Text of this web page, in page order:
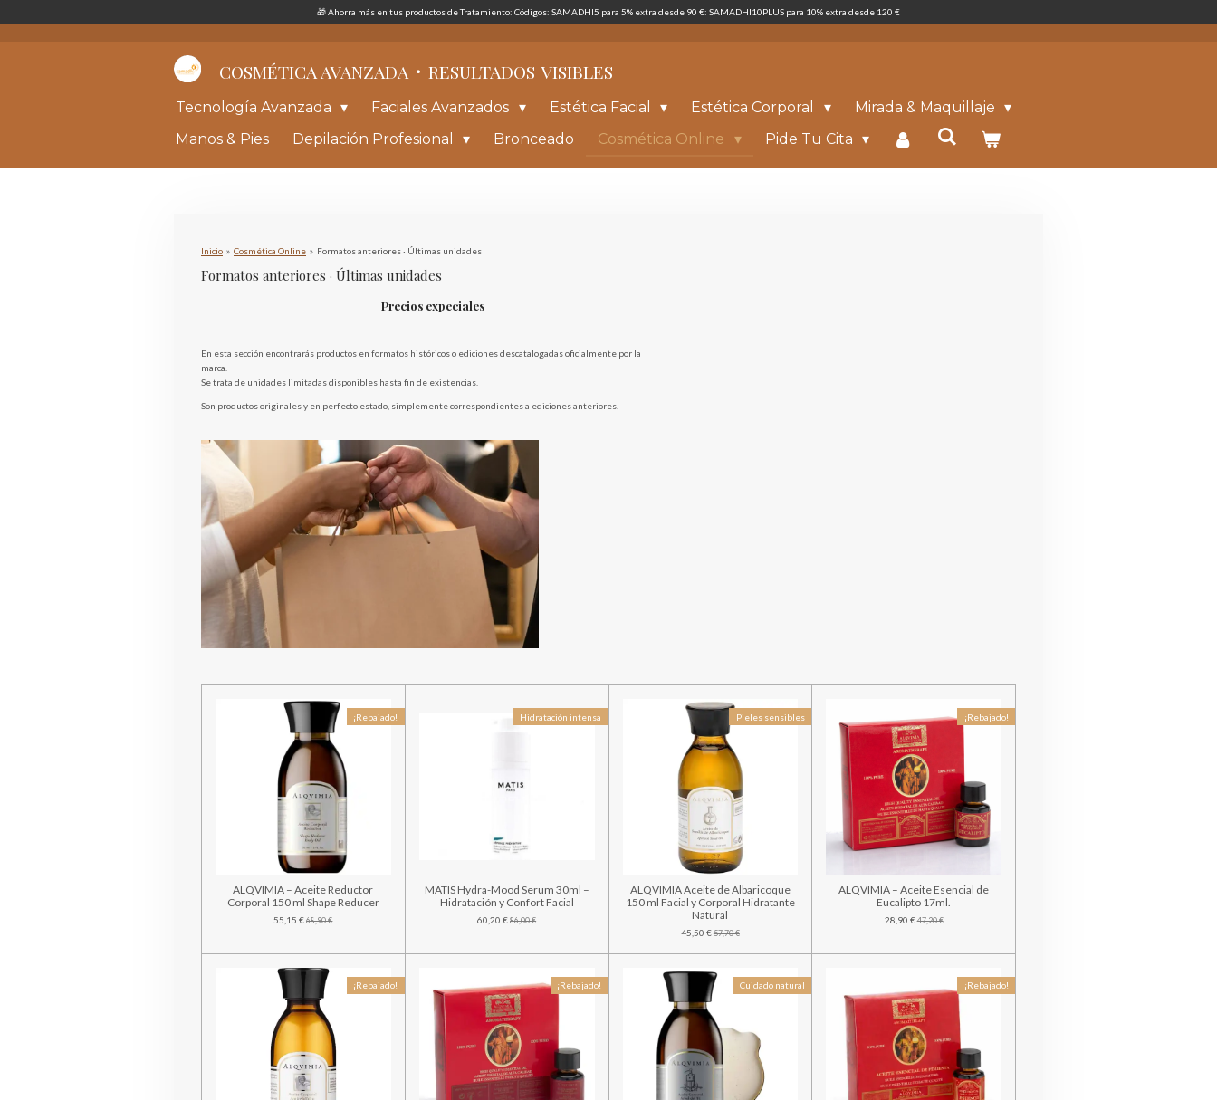
🎁 Ahorra más en tus productos de Tratamiento: Códigos: SAMADHI5 para 5% extra desde 90 €: SAMADHI10PLUS para 10% extra desde 120 €
COSMÉTICA AVANZADA · RESULTADOS VISIBLES
Tecnología Avanzada Faciales Avanzados Estética Facial Estética Corporal
Mirada & Maquillaje
Manos & Pies
Depilación Profesional Bronceado Cosmética Online Pide Tu Cita
Inicio » Cosmética Online » Formatos anteriores · Últimas unidades
Formatos anteriores · Últimas unidades
Precios expeciales
En esta sección encontrarás productos en formatos históricos o ediciones descatalogadas oficialmente por la
marca.
Se trata de unidades limitadas disponibles hasta fin de existencias.
Son productos originales y en perfecto estado, simplemente correspondientes a ediciones anteriores.
¡Rebajado!
ALQVIMIA – Aceite Reductor
Corporal 150 ml Shape Reducer
55,15 € 68,90 €
Hidratación intensa
MATIS Hydra-Mood Serum 30ml –
Hidratación y Confort Facial
60,20 €86,00 €
Pieles sensibles
ALQVIMIA Aceite de Albaricoque
150 ml Facial y Corporal Hidratante
Natural
45,50 €57,70 €
¡Rebajado!
ALQVIMIA – Aceite Esencial de
Eucalipto 17ml.
28,90 €47,20 €
¡Rebajado! ¡Rebajado! Cuidado natural ¡Rebajado!